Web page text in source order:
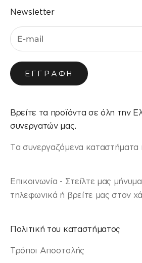
Newsletter
ΕΓΓΡΑΦΉ
Βρείτε τα προϊόντα σε όλη την
συνεργατών μας.
Τα συνεργαζόμενα καταστήματα
Επικοινωνία - Στείλτε μας
τηλεφωνικά ή βρείτε μας στον
Πολιτική του καταστήματος
Τρόποι Αποστολής